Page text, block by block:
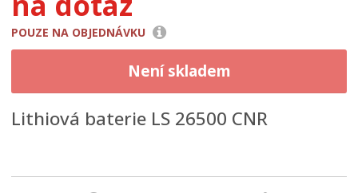
POUZE NA OBJEDNÁVKU
Není skladem
Lithiová baterie LS 26500 CNR